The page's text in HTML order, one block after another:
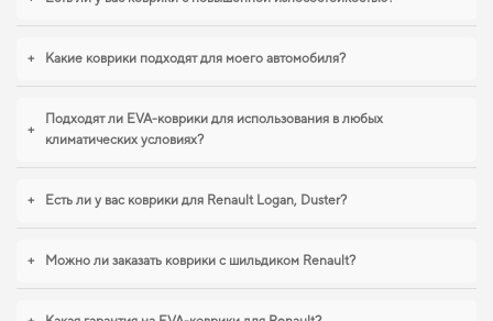
благодаря продуманному дизайну и функциональности. Сделайте салон
можно без лишних затрат времени. Для владельцев, которые ценят
порядок в автомобиле, коврики митсубиси паджеро
помогать вам поддерживать авто в отличном состоянии, предлагая только
качественную продукцию.
+ Какие коврики подходят для моего автомобиля?
+
Подходят ли EVA-коврики для использования в любых
климатических условиях?
+ Есть ли у вас коврики для Renault Logan, Duster?
+ Можно ли заказать коврики с шильдиком Renault?